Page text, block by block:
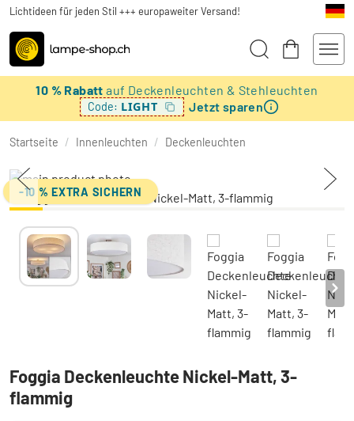
Lichtideen für jeden Stil +++ europaweiter Versand!
10 % Rabattauf Deckenleuchten & Stehleuchten
Code: LIGHT Jetzt sparen
Startseite / Innenleuchten / Deckenleuchten
-10 % EXTRA SICHERN
Foggia Deckenleuchte Nickel-Matt, 3-
flammig